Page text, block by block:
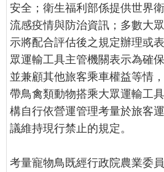
安全；衛生福利部係提供世界
流感疫情與防治資訊；多數大
示將配合評估後之規定辦理或
眾運輸工具主管機關表示為確
並兼顧其他旅客乘車權益等情
帶鳥禽類動物搭乘大眾運輸工
構自行依營運管理考量於旅客
議維持現行禁止的規定。
考量寵物鳥既經行政院農業委